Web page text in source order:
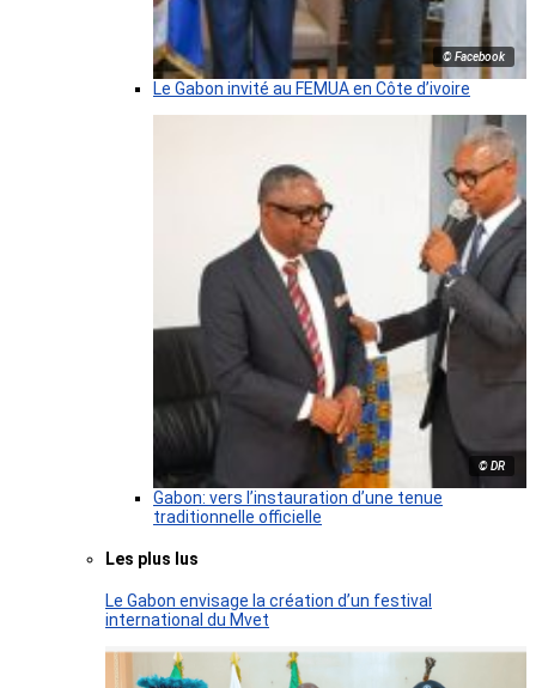
© Facebook
Le Gabon invité au FEMUA en Côte d’ivoire
© DR
Gabon: vers l’instauration d’une tenue
traditionnelle officielle
Les plus lus
Le Gabon envisage la création d’un festival
international du Mvet